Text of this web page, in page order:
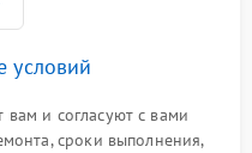
условий
и согласуют с вами
сроки выполнения,